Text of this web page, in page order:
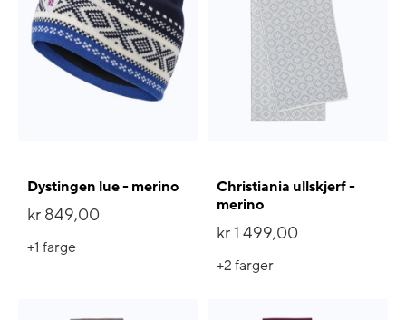
Dystingen lue - merino
kr 849,00
+1 farge
Christiania ullskjerf -
merino
kr 1 499,00
+2farger